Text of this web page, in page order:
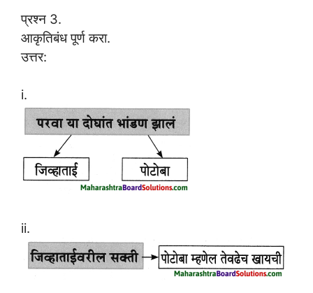
प्रश्न 3.
आकृतिबंध पूर्ण करा.
उत्तर:
i.
ii.